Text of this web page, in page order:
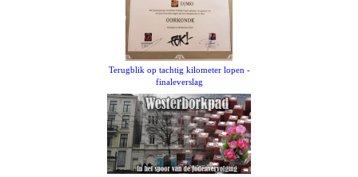
Terugblik op tachtig kilometer lopen -
finaleverslag